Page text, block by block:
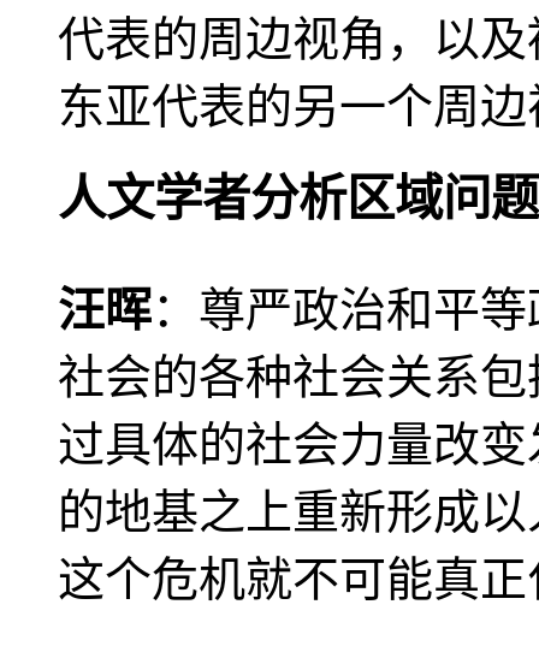
代表的周边视角，以
东亚代表的另一个周
人文学者分析区域问题
汪晖：尊严政治和平
社会的各种社会关系
过具体的社会力量改
的地基之上重新形成
这个危机就不可能真